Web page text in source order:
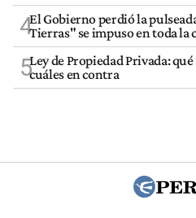
4El Gobierno perdió la
Tierras" se impuso en toda
5Ley de Propiedad Privada:
cuáles en contra